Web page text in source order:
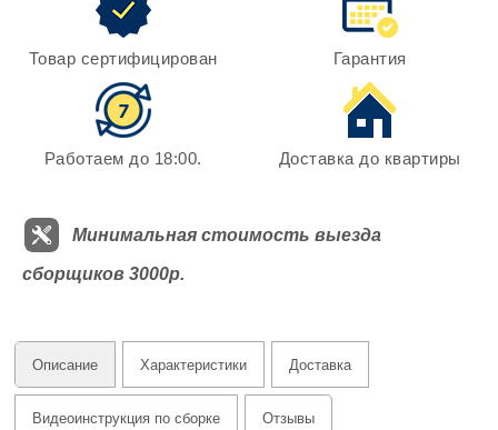
Товар сертифицирован Гарантия
Работаем до 18:00. Доставка до квартиры
Минимальная стоимость выезда
сборщиков 3000р.
Описание Характеристики Доставка
Видеоинструкция по сборке Отзывы